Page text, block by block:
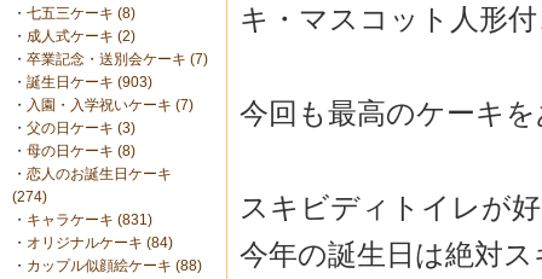
・ 七五三ケーキ (8)
・ 成人式ケーキ (2)
・ 卒業記念・送別会ケーキ (7)
・ 誕生日ケーキ (903)
・ 入園・入学祝いケーキ (7)
・ 父の日ケーキ (3)
・ 母の日ケーキ (8)
・ 恋人のお誕生日ケーキ
(274)
・ キャラケーキ (831)
・ オリジナルケーキ (84)
・ カップル似顔絵ケーキ (88)
キ・マスコット人形
今回も最高のケーキ
スキビディトイレが
今年の誕生日は絶対